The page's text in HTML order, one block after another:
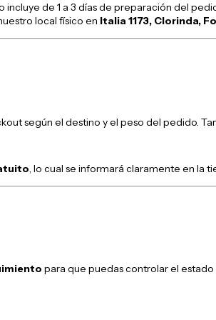
incluye de 1 a 3 días de preparación del
local físico en Italia 1173, Clorinda,
según el destino y el peso del pedido.
, lo cual se informará claramente en la
para que puedas controlar el